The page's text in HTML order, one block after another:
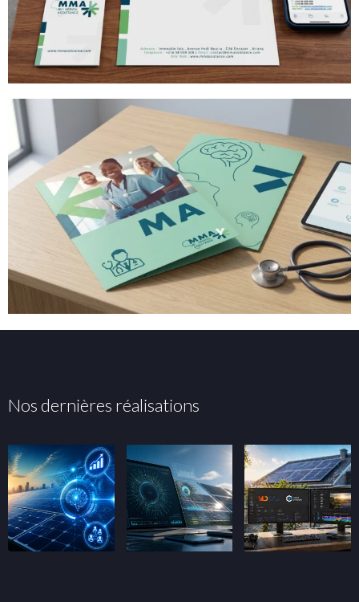
Nos dernières réalisations